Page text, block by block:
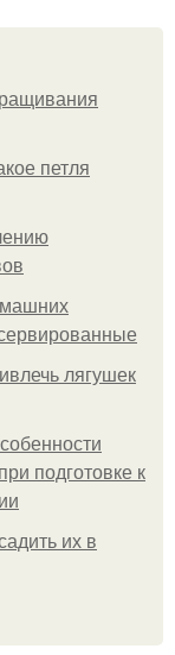
петля
лягушек
подготовке к
их в